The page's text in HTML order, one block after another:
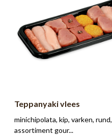
Teppanyaki vlees
minichipolata, kip, varken, rund,
assortiment gour...